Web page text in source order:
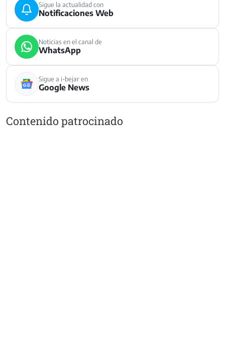
Sigue la actualidad con
Notificaciones Web
Noticias en el canal de
WhatsApp
Sigue a i-bejar en
Google News
Contenido patrocinado